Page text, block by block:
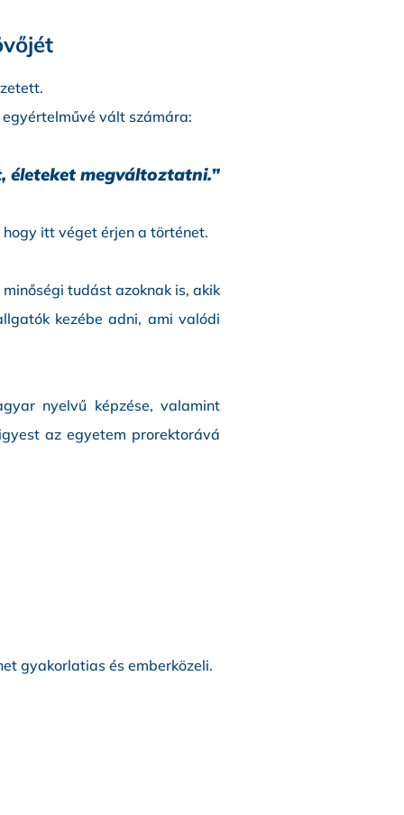
vált számára:
életeket megváltoztatni.”
itt véget érjen a történet.
tudást azoknak is, akik
kezébe adni, ami valódi
nyelvű képzése, valamint
az egyetem prorektorává
gyakorlatias és emberközeli.